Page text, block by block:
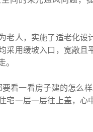
人，实施了适老化
采用缓坡入口，宽敞且
。
一看房子建的怎么样
宅一层一层往上盖，心